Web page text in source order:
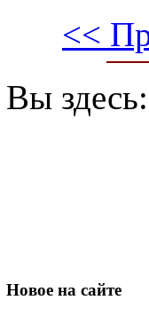
<<
Вы здесь:
Новое на сайте